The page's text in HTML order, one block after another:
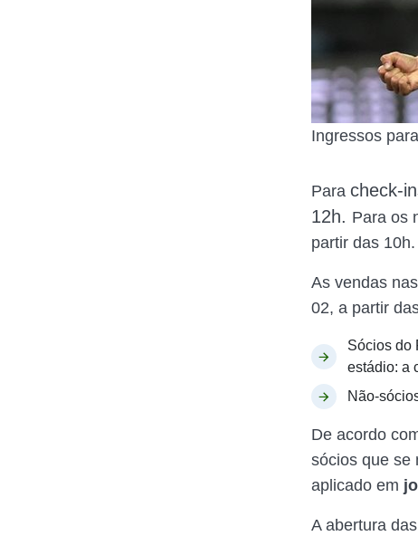
Ingressos
Para check-
12h. Para os
partir das 10h.
As vendas
02, a partir
Sócios do
estádio: a
Não-
De acordo
sócios que se
aplicado em
A abertura